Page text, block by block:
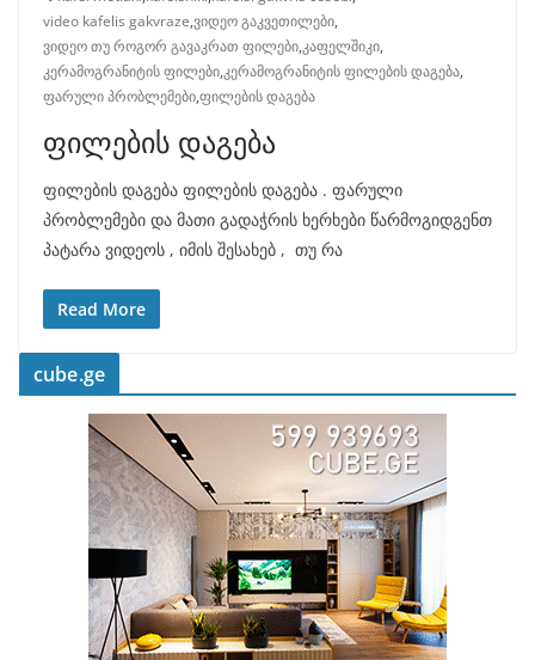
video kafelis gakvraze,ვიდეო გაკვეთილები,
ვიდეო თუ როგორ გავაკრათ ფილები,კაფელშიკი,
კერამოგრანიტის ფილები,კერამოგრანიტის ფილების დაგება,
ფარული პრობლემები,ფილების დაგება
ფილების დაგება
ფილების დაგება ფილების დაგება . ფარული
პრობლემები და მათი გადაჭრის ხერხები წარმოგიდგენთ
პატარა ვიდეოს , იმის შესახებ , თუ რა
Read More
cube.ge